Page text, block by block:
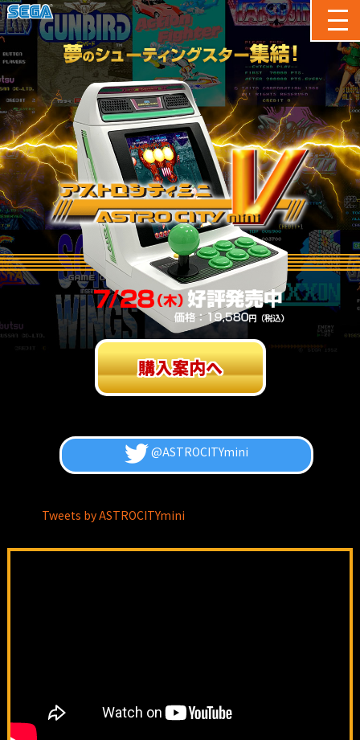
購入案内へ
@ASTROCITYmini
Tweets by ASTROCITYmini